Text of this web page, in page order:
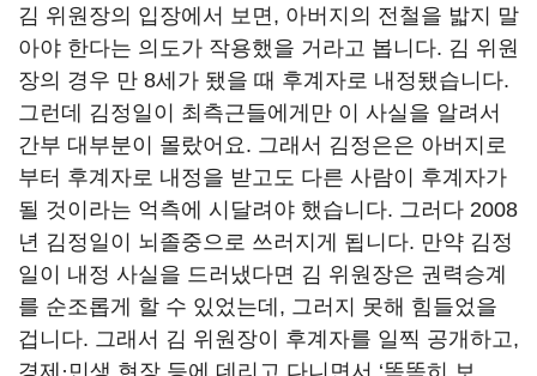
김 위원장의 입장에서 보면, 아버지의 전철을 밟지 말
아야 한다는 의도가 작용했을 거라고 봅니다. 김 위원
장의 경우 만 8세가 됐을 때 후계자로 내정됐습니다.
그런데 김정일이 최측근들에게만 이 사실을 알려서
간부 대부분이 몰랐어요. 그래서 김정은은 아버지로
부터 후계자로 내정을 받고도 다른 사람이 후계자가
될 것이라는 억측에 시달려야 했습니다. 그러다 2008
년 김정일이 뇌졸중으로 쓰러지게 됩니다. 만약 김정
일이 내정 사실을 드러냈다면 김 위원장은 권력승계
를 순조롭게 할 수 있었는데, 그러지 못해 힘들었을
겁니다. 그래서 김 위원장이 후계자를 일찍 공개하고,
경제·민생 현장 등에 데리고 다니면서 ‘똑똑히 보